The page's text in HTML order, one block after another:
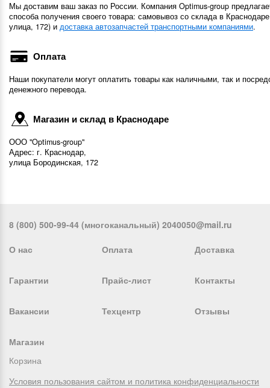
Мы доставим ваш заказ по России. Компания Optimus-group
способа получения своего товара: самовывоз со склада в
улица, 172) и доставка автозапчастей транспортными компаниями.
Оплата
Наши покупатели могут оплатить товары как наличными, так и
денежного перевода.
Магазин и склад в Краснодаре
ООО "Optimus-group"
Адрес: г. Краснодар,
улица Бородинская, 172
8 (800) 500-99-44 (многоканальный) 2040050@mail.ru
О нас Оплата Доставка
Гарантии Прайс-лист Контакты
Вакансии Техцентр Отзывы
Магазин
Корзина
Условия пользования сайтом и политика конфиденциальности